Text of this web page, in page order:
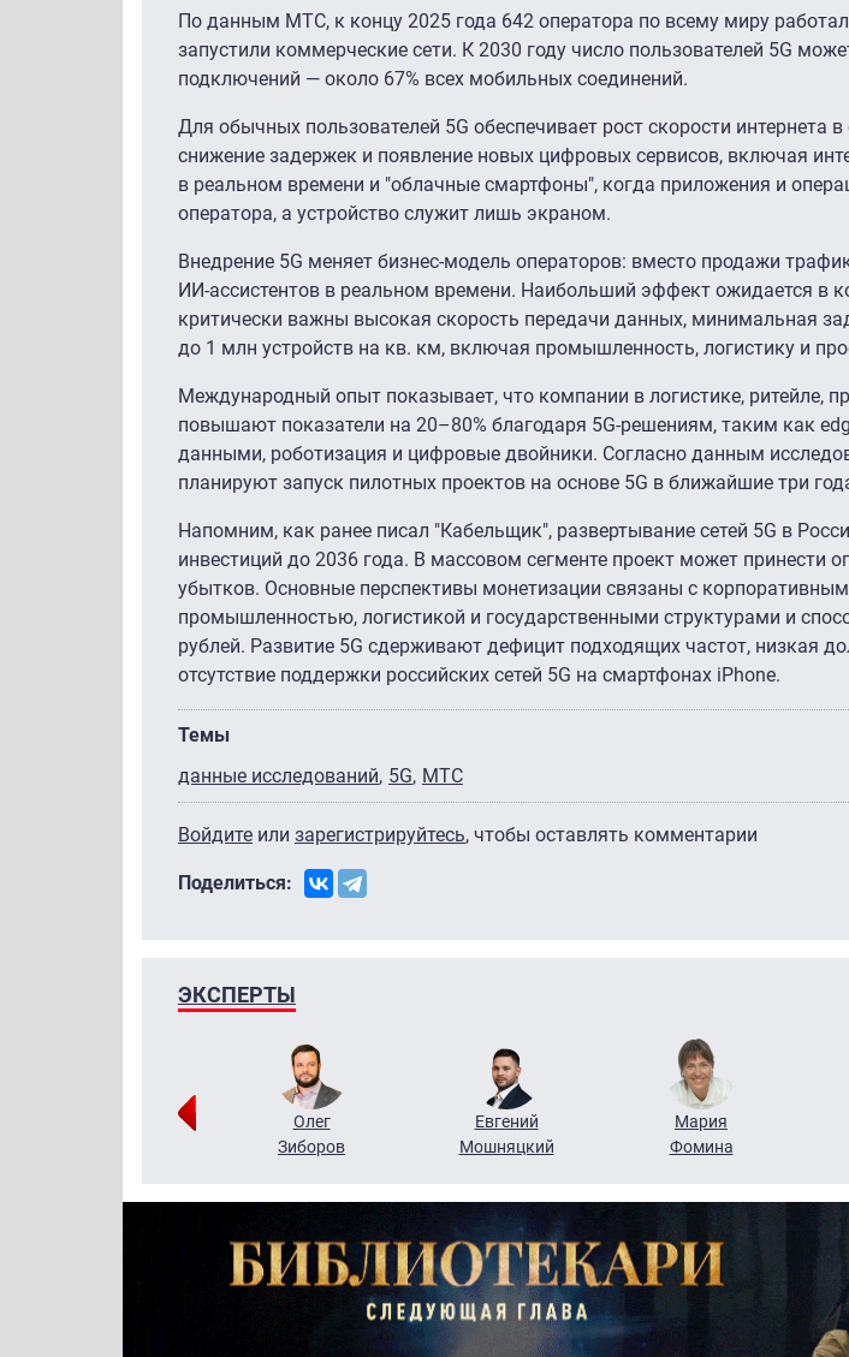
По данным МТС, к концу 2025 года 642 оператора по всему миру
запустили коммерческие сети. К 2030 году число пользователей 5G
подключений — около 67% всех мобильных соединений.
Для обычных пользователей 5G обеспечивает рост скорости интернета
снижение задержек и появление новых цифровых сервисов, включая
в реальном времени и "облачные смартфоны", когда приложения и
оператора, а устройство служит лишь экраном.
Внедрение 5G меняет бизнес-модель операторов: вместо продажи
ИИ-ассистентов в реальном времени. Наибольший эффект ожидается в
критически важны высокая скорость передачи данных, минимальная
до 1 млн устройств на кв. км, включая промышленность, логистику и
Международный опыт показывает, что компании в логистике, ритейле,
повышают показатели на 20–80% благодаря 5G-решениям, таким как
данными, роботизация и цифровые двойники. Согласно данным
планируют запуск пилотных проектов на основе 5G в ближайшие три
Напомним, как ранее писал "Кабельщик", развертывание сетей 5G в
инвестиций до 2036 года. В массовом сегменте проект может принести
убытков. Основные перспективы монетизации связаны с корпоративным
промышленностью, логистикой и государственными структурами и
рублей. Развитие 5G сдерживают дефицит подходящих частот, низкая
отсутствие поддержки российских сетей 5G на смартфонах iPhone.
Темы
данные исследований 5G МТС
Войдите или зарегистрируйтесь, чтобы оставлять комментарии
Поделиться:
ЭКСПЕРТЫ
Олег
Зиборов
Евгений
Мошняцкий
Мария
Фомина